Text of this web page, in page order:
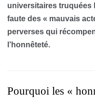
universitaires truquées
faute des « mauvais
perverses qui
l’honnêteté.
Pourquoi les «